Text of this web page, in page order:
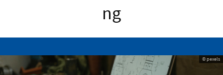
ng
© pexels